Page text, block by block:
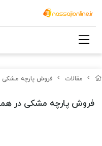
مقالات فروش پارچه مشکی
فروش پارچه مشکی در